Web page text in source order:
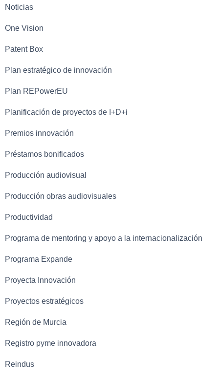
Noticias
One Vision
Patent Box
Plan estratégico de innovación
Plan REPowerEU
Planificación de proyectos de I+D+i
Premios innovación
Préstamos bonificados
Producción audiovisual
Producción obras audiovisuales
Productividad
Programa de mentoring y apoyo a la internacionalización
Programa Expande
Proyecta Innovación
Proyectos estratégicos
Región de Murcia
Registro pyme innovadora
Reindus